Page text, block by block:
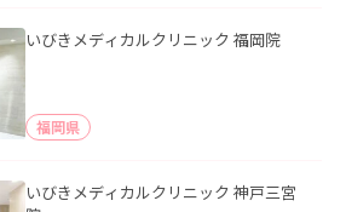
いびきメディカルクリニック 福岡院
福岡県
いびきメディカルクリニック 神戸三宮